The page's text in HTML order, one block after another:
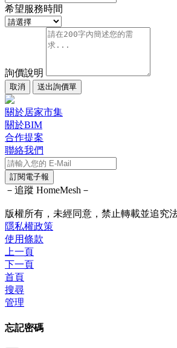
希望服務時間
詢價說明
取消 送出詢價單
關於居家市集
關於BIM
合作提案
聯絡我們
訂閱電子報
－追蹤 HomeMesh－
版權所有，未經同意，禁止轉載並追究
隱私權政策
使用條款
上一頁
下一頁
首頁
搜尋
管理
忘記密碼